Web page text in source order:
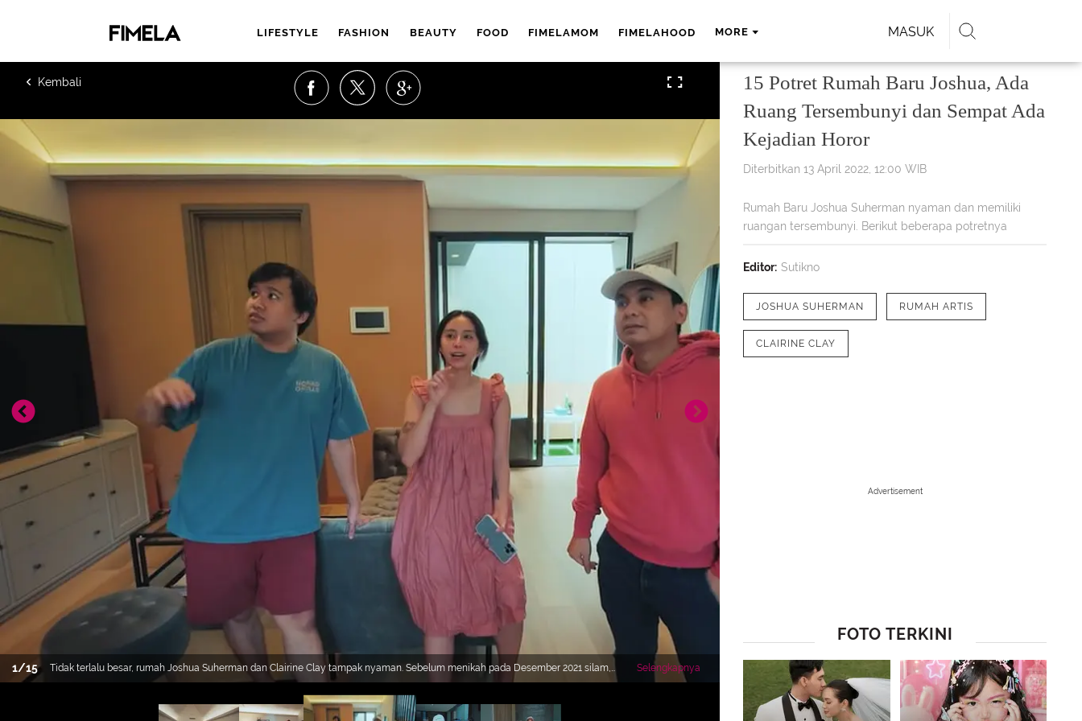
LIFESTYLE FASHION BEAUTY FOOD FIMELAMOM FIMELAHOOD MORE MASUK
1/15
Tidak terlalu besar, rumah Joshua Suherman dan Clairine Clay tampak nyaman. Sebelum menikah pada Desember 2021 silam,
keduanya sudah mencari rumah untuk ditempati bersama. Berikut beberapa potretnya yang diambil dari tangkapan layar kanal
Selengkapnya
dihadapkan garasi konsep open space. Tangga disamping akses ke
15 Potret Rumah Baru Joshua, Ada
Ruang Tersembunyi dan Sempat Ada
Kejadian Horor
Diterbitkan 13 April 2022, 12:00 WIB
Rumah Baru Joshua Suherman nyaman dan memiliki
ruangan tersembunyi. Berikut beberapa potretnya
Editor: Sutikno
JOSHUA SUHERMAN RUMAH ARTIS
CLAIRINE CLAY
Advertisement
FOTO TERKINI